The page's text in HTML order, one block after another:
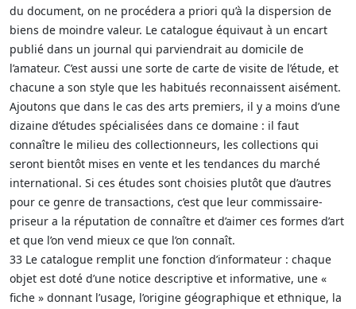
du document, on ne procédera a priori qu’à la dispersion de
biens de moindre valeur. Le catalogue équivaut à un encart
publié dans un journal qui parviendrait au domicile de
l’amateur. C’est aussi une sorte de carte de visite de l’étude, et
chacune a son style que les habitués reconnaissent aisément.
Ajoutons que dans le cas des arts premiers, il y a moins d’une
dizaine d’études spécialisées dans ce domaine : il faut
connaître le milieu des collectionneurs, les collections qui
seront bientôt mises en vente et les tendances du marché
international. Si ces études sont choisies plutôt que d’autres
pour ce genre de transactions, c’est que leur commissaire-
priseur a la réputation de connaître et d’aimer ces formes d’art
et que l’on vend mieux ce que l’on connaît.
33 Le catalogue remplit une fonction d’informateur : chaque
objet est doté d’une notice descriptive et informative, une «
fiche » donnant l’usage, l’origine géographique et ethnique, la